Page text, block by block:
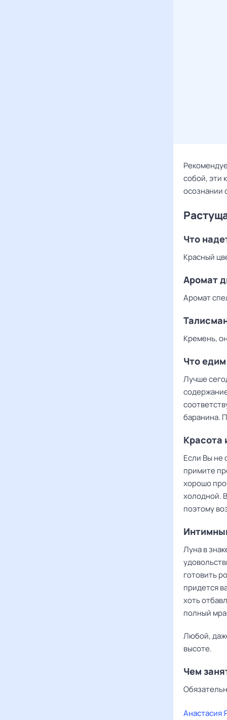
собой, эти
осознании
Что
Красный
Аромат
Аромат
Кремень,
Что едим
Лучше
баранина.
Красота
Если Вы не
примите
хорошо
холодной.
поэтому
Луна в
готовить
придется
хоть
полный
Любой,
высоте.
Чем
Анастасия